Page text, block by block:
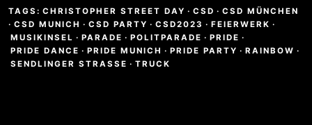
TAGS: CHRISTOPHER STREET DAY · CSD · CSD MÜNCHEN
· CSD MUNICH · CSD PARTY · CSD2023 · FEIERWERK ·
MUSIKINSEL · PARADE · POLITPARADE · PRIDE ·
PRIDE DANCE · PRIDE MUNICH · PRIDE PARTY · RAINBOW ·
SENDLINGER STRASSE
· TRUCK